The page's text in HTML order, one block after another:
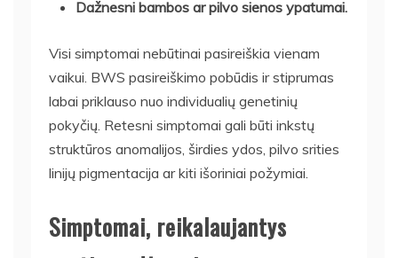
Dažnesni bambos ar pilvo sienos ypatumai.
Visi simptomai nebūtinai pasireiškia vienam
vaikui. BWS pasireiškimo pobūdis ir stiprumas
labai priklauso nuo individualių genetinių
pokyčių. Retesni simptomai gali būti inkstų
struktūros anomalijos, širdies ydos, pilvo srities
linijų pigmentacija ar kiti išoriniai požymiai.
Simptomai, reikalaujantys